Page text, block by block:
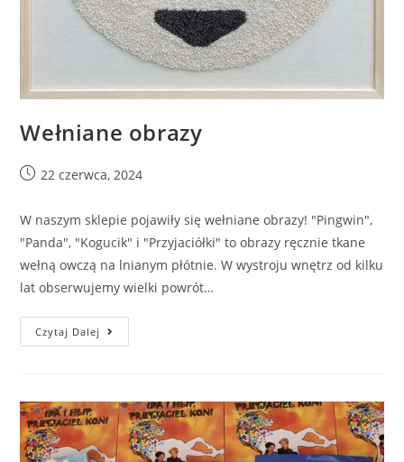
Wełniane obrazy
22 czerwca, 2024
W naszym sklepie pojawiły się wełniane obrazy! "Pingwin",
"Panda", "Kogucik" i "Przyjaciółki" to obrazy ręcznie tkane
wełną owczą na lnianym płótnie. W wystroju wnętrz od kilku
lat obserwujemy wielki powrót…
Czytaj Dalej